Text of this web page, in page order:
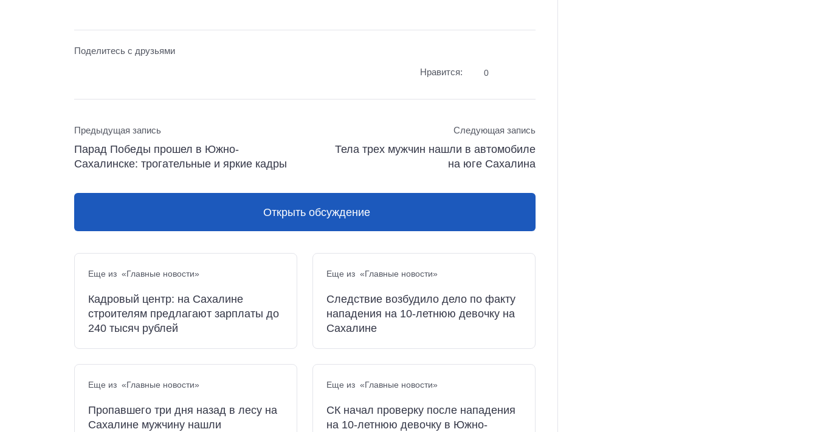
Поделитесь с друзьями
Нравится: 0
Предыдущая запись
Парад Победы прошел в Южно-
Сахалинске: трогательные и яркие кадры
Следующая запись
Тела трех мужчин нашли в автомобиле
на юге Сахалина
Открыть обсуждение
Еще из «Главные новости»
Кадровый центр: на Сахалине
строителям предлагают зарплаты до
240 тысяч рублей
Еще из «Главные новости»
Следствие возбудило дело по факту
нападения на 10-летнюю девочку на
Сахалине
Еще из «Главные новости»
Пропавшего три дня назад в лесу на
Сахалине мужчину нашли
Еще из «Главные новости»
СК начал проверку после нападения
на 10-летнюю девочку в Южно-